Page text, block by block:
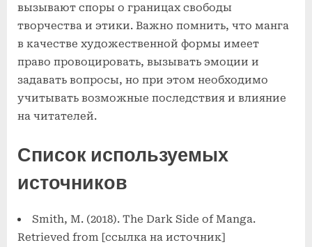
вызывают споры о границах свободы
творчества и этики. Важно помнить, что манга
в качестве художественной формы имеет
право провоцировать, вызывать эмоции и
задавать вопросы, но при этом необходимо
учитывать возможные последствия и влияние
на читателей.
Список используемых
источников
Smith, M. (2018). The Dark Side of Manga.
Retrieved from [ссылка на источник]